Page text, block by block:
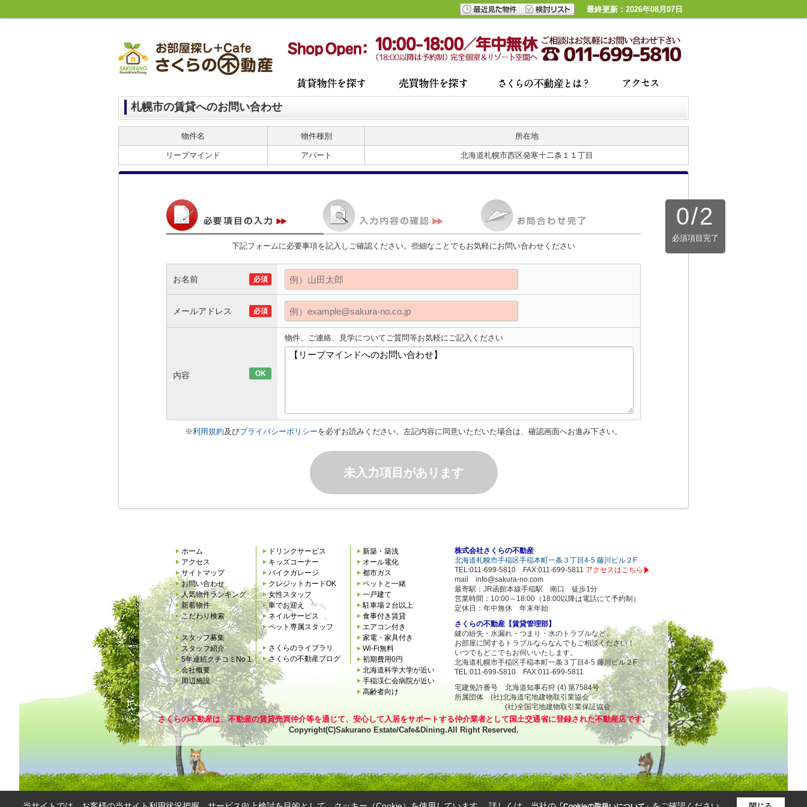
最終更新：2026年08月07日
札幌市の賃貸へのお問い合わせ
物件名 物件種別 所在地
リープマインド アパート 北海道札幌市西区発寒十二条１１丁目
0/2
必須項目完了
下記フォームに必要事項を記入しご確認ください。些細なことでもお気軽にお問い合わせください
お名前 必須
メールアドレス 必須
内容 OK
物件、ご連絡、見学についてご質問等お気軽にご記入ください
※利用規約及びプライバシーポリシーを必ずお読みください。左記内容に同意いただいた場合は、確認画面へお進み下さい。
未入力項目があります
ホーム
アクセス
サイトマップ
お問い合わせ
人気物件ランキング
新着物件
こだわり検索
スタッフ募集
スタッフ紹介
5年連続クチコミNo.1
会社概要
周辺施設
ドリンクサービス
キッズコーナー
バイクガレージ
クレジットカードOK
女性スタッフ
車でお迎え
ネイルサービス
ペット専属スタッフ
さくらのライブラリ
さくらの不動産ブログ
新築・築浅
オール電化
都市ガス
ペットと一緒
一戸建て
駐車場２台以上
食事付き賃貸
エアコン付き
家電・家具付き
Wi-Fi無料
初期費用0円
北海道科学大学が近い
手稲渓仁会病院が近い
高齢者向け
株式会社さくらの不動産
北海道札幌市手稲区手稲本町一条３丁目4-5 藤川ビル２F
TEL:011-699-5810 FAX:011-699-5811 アクセスはこちら
mail info@sakura-no.com
最寄駅：JR函館本線手稲駅 南口 徒歩1分
営業時間：10:00～18:00（18:00以降は電話にて予約制）
定休日：年中無休 年末年始
さくらの不動産【賃貸管理部】
鍵の紛失・水漏れ・つまり・水のトラブルなど、
お部屋に関するトラブルならなんでもご相談ください！
いつでもどこでもお伺いいたします。
北海道札幌市手稲区手稲本町一条３丁目4-5 藤川ビル２F
TEL:011-699-5810 FAX:011-699-5811
宅建免許番号 北海道知事石狩 (4) 第7584号
所属団体 (社)北海道宅地建物取引業協会
(社)全国宅地建物取引業保証協会
さくらの不動産は、不動産の賃貸売買仲介等を通じて、安心して入居をサポートする仲介業者として国土交通省に登録された不動産店です。
Copyright(C)Sakurano Estate/Cafe&Dining.All Right Reserved.